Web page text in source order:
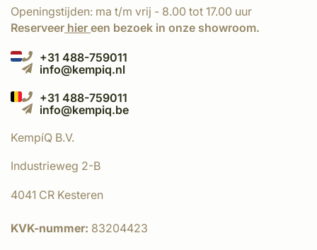
Openingstijden: ma t/m vrij - 8.00 tot 17.00 uur
Reserveer hier een bezoek in onze showroom.
+31 488-759011
info@kempiq.nl
+31 488-759011
info@kempiq.be
KempíQ B.V.
Industrieweg 2-B
4041 CR Kesteren
KVK-nummer: 83204423